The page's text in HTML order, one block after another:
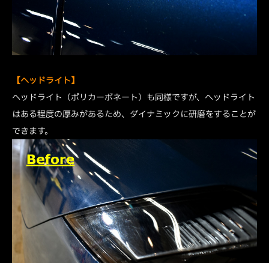
【ヘッドライト】
ヘッドライト（ポリカーボネート）も同様ですが、ヘッドライト
はある程度の厚みがあるため、ダイナミックに研磨をすることが
できます。